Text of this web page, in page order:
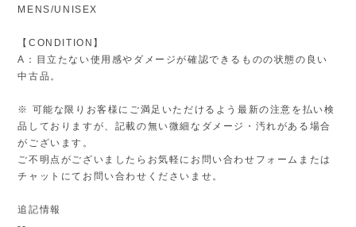
MENS/UNISEX
【CONDITION】
A：目立たない使用感やダメージが確認できるものの状態の良い
中古品。
※ 可能な限りお客様にご満足いただけるよう最新の注意を払い検
品しておりますが、記載の無い微細なダメージ・汚れがある場合
がございます。
ご不明点がございましたらお気軽にお問い合わせフォームまたは
チャットにてお問い合わせくださいませ。
追記情報